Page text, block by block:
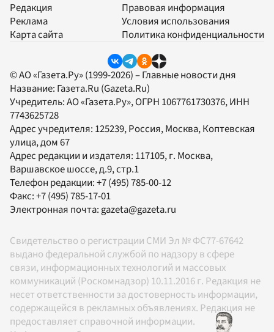
Редакция
Реклама
Карта сайта
Правовая информация
Условия использования
Политика конфиденциальности
© АО «Газета.Ру» (1999-2026) – Главные новости дня
Название: Газета.Ru (Gazeta.Ru)
Учредитель:АО «Газета.Ру», ОГРН 1067761730376, ИНН
7743625728
Адрес учредителя: 125239, Россия, Москва, Коптевская
улица, дом 67
Адрес редакции и издателя: 117105, г. Москва,
Варшавское шоссе, д.9, стр.1
Телефон редакции:+7 (495) 785-00-12
Факс:+7 (495) 785-17-01
Электронная почта:gazeta@gazeta.ru
Свидетельство о регистрации СМИ Эл № ФС77-67642
выдано федеральной службой по надзору в сфере
связи, информационных технологий и массовых
коммуникаций (Роскомнадзор) 10.11.2016 г. Редакция не
несет ответственности за достоверность информации,
содержащейся в рекламных объявлениях. Редакция не
предоставляет справочной информации.